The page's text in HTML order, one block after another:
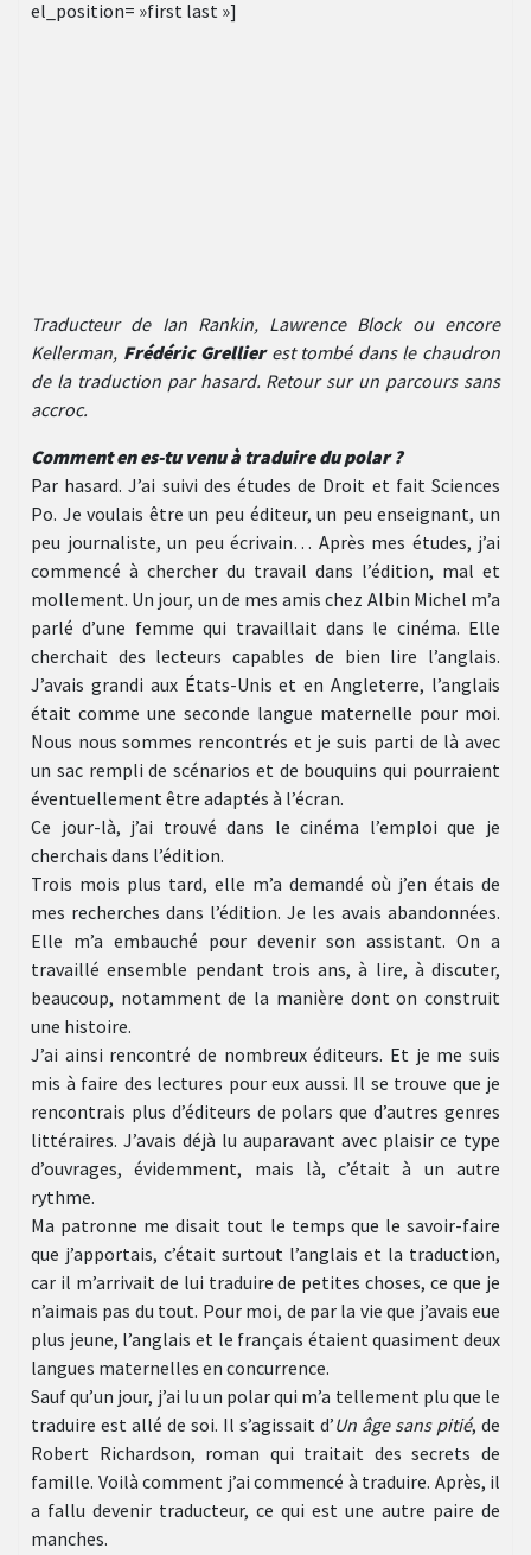
el_position= »first last »]
Traducteur de Ian Rankin, Lawrence Block ou encore
Kellerman, Frédéric Grellierest tombé dans le chaudron
de la traduction par hasard. Retour sur un parcours sans
accroc.
Comment en es-tu venu à traduire du polar ?
Par hasard. J’ai suivi des études de Droit et fait Sciences
Po. Je voulais être un peu éditeur, un peu enseignant, un
peu journaliste, un peu écrivain… Après mes études, j’ai
commencé à chercher du travail dans l’édition, mal et
mollement. Un jour, un de mes amis chez Albin Michel m’a
parlé d’une femme qui travaillait dans le cinéma. Elle
cherchait des lecteurs capables de bien lire l’anglais.
J’avais grandi aux États-Unis et en Angleterre, l’anglais
était comme une seconde langue maternelle pour moi.
Nous nous sommes rencontrés et je suis parti de là avec
un sac rempli de scénarios et de bouquins qui pourraient
éventuellement être adaptés à l’écran.
Ce jour-là, j’ai trouvé dans le cinéma l’emploi que je
cherchais dans l’édition.
Trois mois plus tard, elle m’a demandé où j’en étais de
mes recherches dans l’édition. Je les avais abandonnées.
Elle m’a embauché pour devenir son assistant. On a
travaillé ensemble pendant trois ans, à lire, à discuter,
beaucoup, notamment de la manière dont on construit
une histoire.
J’ai ainsi rencontré de nombreux éditeurs. Et je me suis
mis à faire des lectures pour eux aussi. Il se trouve que je
rencontrais plus d’éditeurs de polars que d’autres genres
littéraires. J’avais déjà lu auparavant avec plaisir ce type
d’ouvrages, évidemment, mais là, c’était à un autre
rythme.
Ma patronne me disait tout le temps que le savoir-faire
que j’apportais, c’était surtout l’anglais et la traduction,
car il m’arrivait de lui traduire de petites choses, ce que je
n’aimais pas du tout. Pour moi, de par la vie que j’avais eue
plus jeune, l’anglais et le français étaient quasiment deux
langues maternelles en concurrence.
Sauf qu’un jour, j’ai lu un polar qui m’a tellement plu que le
traduire est allé de soi. Il s’agissait d’Un âge sans pitié, de
Robert Richardson, roman qui traitait des secrets de
famille. Voilà comment j’ai commencé à traduire. Après, il
a fallu devenir traducteur, ce qui est une autre paire de
manches.